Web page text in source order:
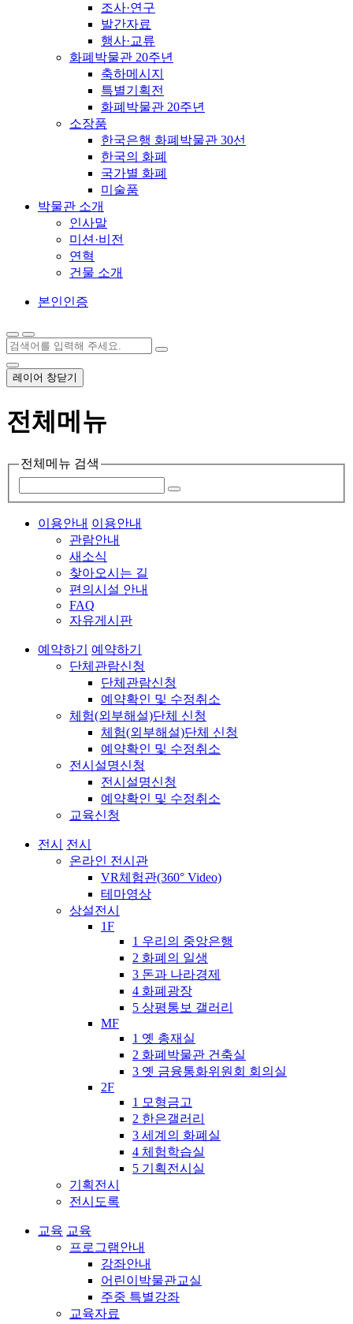
조사·연구
발간자료
행사·교류
화폐박물관 20주년
축하메시지
특별기획전
화폐박물관 20주년
소장품
한국은행 화폐박물관 30선
한국의 화폐
국가별 화폐
미술품
박물관 소개
인사말
미션·비전
연혁
건물 소개
본인인증
레이어 창닫기
전체메뉴
전체메뉴 검색
이용안내 이용안내
관람안내
새소식
찾아오시는 길
편의시설 안내
FAQ
자유게시판
예약하기
예약하기
단체관람신청
단체관람신청
예약확인 및 수정취소
체험(외부해설)단체 신청
체험(외부해설)단체 신청
예약확인 및 수정취소
전시설명신청
전시설명신청
예약확인 및 수정취소
교육신청
전시
전시
온라인 전시관
VR체험관(360° Video)
테마영상
상설전시
1F
1 우리의 중앙은행
2 화폐의 일생
3 돈과 나라경제
4 화폐광장
5 상평통보 갤러리
MF
1 옛 총재실
2 화폐박물관 건축실
3 옛 금융통화위원회 회의실
2F
1 모형금고
2 한은갤러리
3 세계의 화폐실
4 체험학습실
5 기획전시실
기획전시
전시도록
교육 교육
프로그램안내
강좌안내
어린이박물관교실
주중 특별강좌
교육자료